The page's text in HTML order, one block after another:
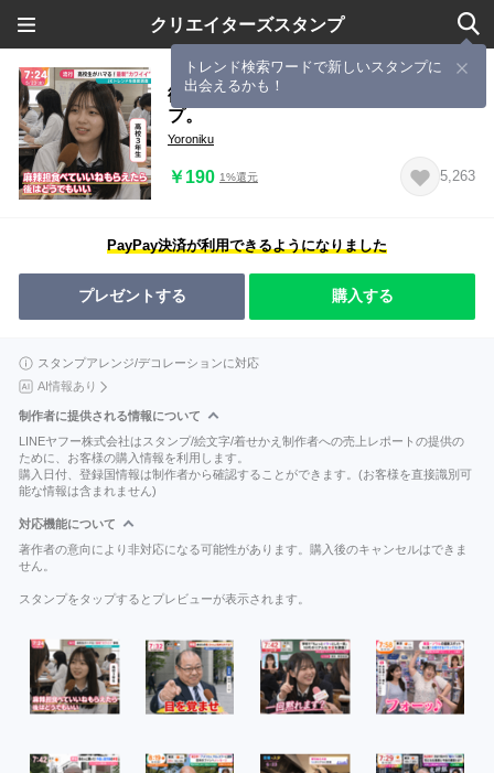
クリエイターズスタンプ
トレンド検索ワードで新しいスタンプに
出会えるかも！
街頭インタビューで返信するスタン
プ。
Yoroniku
￥190 1%還元 5,263
PayPay決済が利用できるようになりました
プレゼントする 購入する
スタンプアレンジ/デコレーションに対応
AI情報あり
制作者に提供される情報について
LINEヤフー株式会社はスタンプ/絵文字/着せかえ制作者への売上レポートの提供の
ために、お客様の購入情報を利用します。
購入日付、登録国情報は制作者から確認することができます。(お客様を直接識別可
能な情報は含まれません)
対応機能について
著作者の意向により非対応になる可能性があります。購入後のキャンセルはできま
せん。
スタンプをタップするとプレビューが表示されます。